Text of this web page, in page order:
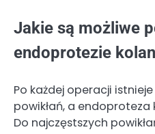
Jakie są możliwe
endoprotezie
Po każdej operacji
powikłań, a
Do najczęstszych